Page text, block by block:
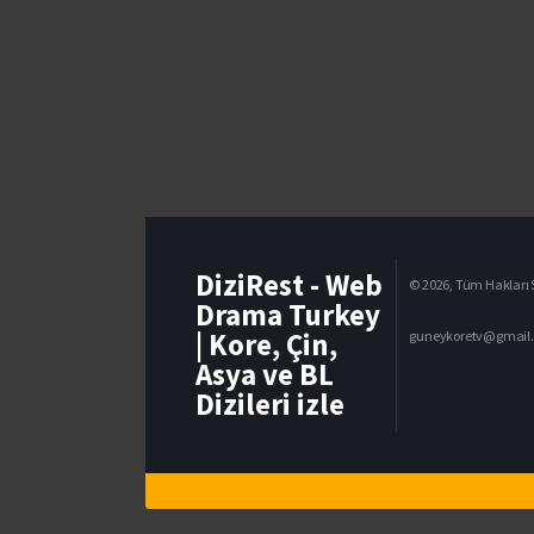
DiziRest - Web
Drama Turkey
| Kore, Çin,
Asya ve BL
Dizileri izle
© 2026, Tüm Hakları